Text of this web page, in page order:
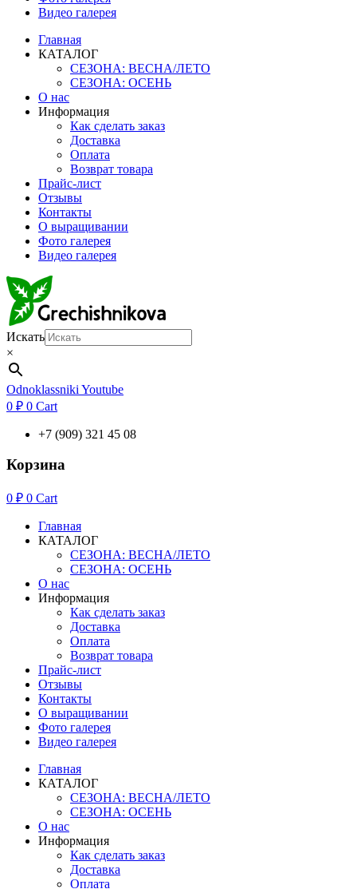
Видео галерея
Главная
КАТАЛОГ
СЕЗОНА: ВЕСНА/ЛЕТО
СЕЗОНА: ОСЕНЬ
О нас
Информация
Как сделать заказ
Доставка
Оплата
Возврат товара
Прайс-лист
Отзывы
Контакты
О выращивании
Фото галерея
Видео галерея
Искать
×
Odnoklassniki Youtube
0 ₽ 0 Cart
+7 (909) 321 45 08
Корзина
0 ₽ 0 Cart
Главная
КАТАЛОГ
СЕЗОНА: ВЕСНА/ЛЕТО
СЕЗОНА: ОСЕНЬ
О нас
Информация
Как сделать заказ
Доставка
Оплата
Возврат товара
Прайс-лист
Отзывы
Контакты
О выращивании
Фото галерея
Видео галерея
Главная
КАТАЛОГ
СЕЗОНА: ВЕСНА/ЛЕТО
СЕЗОНА: ОСЕНЬ
О нас
Информация
Как сделать заказ
Доставка
Оплата